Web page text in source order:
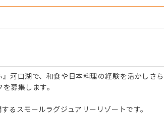
河口湖で、和食や日本料理の経験を活かしさら
募集します。
るスモールラグジュアリーリゾートです。